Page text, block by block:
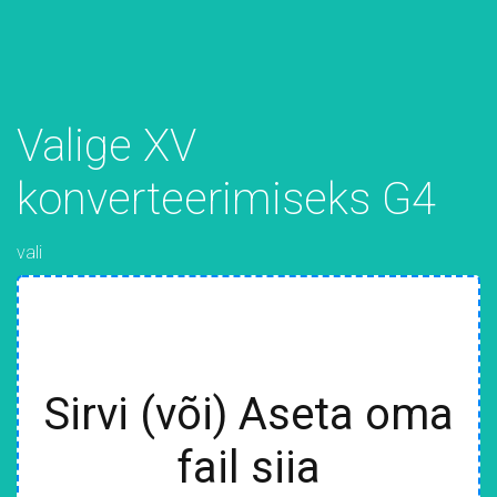
Valige XV
konverteerimiseks G4
vali
Sirvi (või) Aseta oma
fail siia